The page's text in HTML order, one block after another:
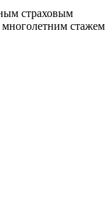
страховым
многолетним стажем